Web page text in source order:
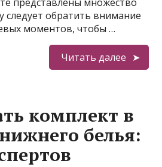
следует обратить внимание
моментов, чтобы …
Читать далее
комплект в
белья: